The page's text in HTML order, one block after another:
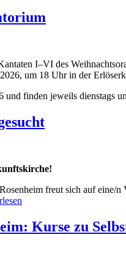
I–VI des
um 18 Uhr in der
finden jeweils dienstags
freut sich auf
Kurse zu